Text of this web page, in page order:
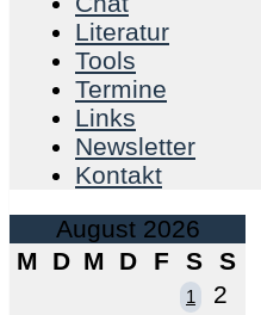
Literatur
Tools
Termine
Links
Newsletter
Kontakt
August 2026
M
D M D F S S
1
2